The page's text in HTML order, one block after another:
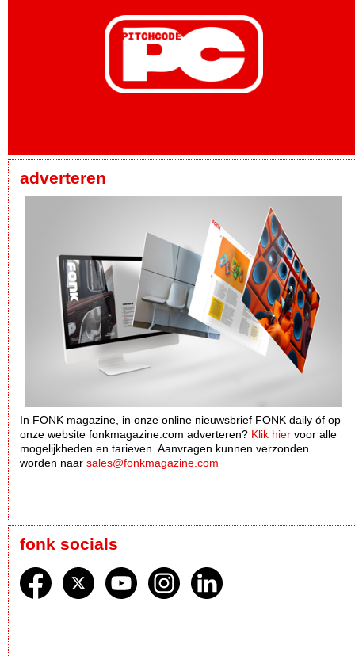
adverteren
In FONK magazine, in onze online nieuwsbrief FONK daily óf op
onze website fonkmagazine.com adverteren? Klik hier voor alle
mogelijkheden en tarieven. Aanvragen kunnen verzonden
worden naar sales@fonkmagazine.com
fonk socials